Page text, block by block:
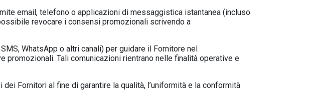
email, telefono o applicazioni di messaggistica istantanea (incluso
revocare i consensi promozionali scrivendo a
WhatsApp o altri canali) per guidare il Fornitore nel
promozionali. Tali comunicazioni rientrano nelle finalità operative e
Fornitori al fine di garantire la qualità, l’uniformità e la conformità